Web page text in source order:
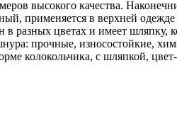
высокого качества.
применяется в верхней
цветах и имеет шляпку,
прочные, износостойкие,
колокольчика, с шляпкой,